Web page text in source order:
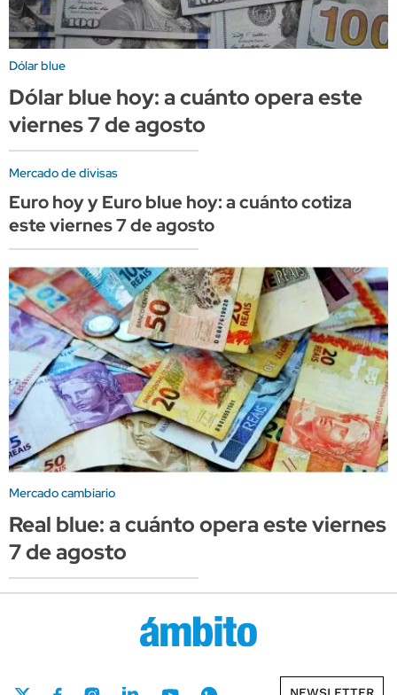
Dólar blue
Dólar blue hoy: a cuánto opera este
viernes 7 de agosto
Mercado de divisas
Euro hoy y Euro blue hoy: a cuánto cotiza
este viernes 7 de agosto
Mercado cambiario
Real blue: a cuánto opera este viernes
7 de agosto